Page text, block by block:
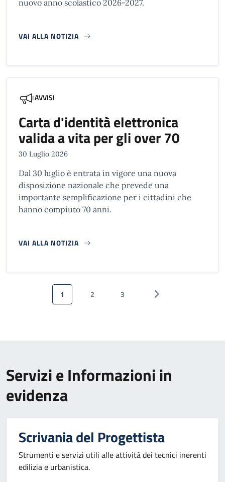
nuovo anno scolastico 2026-2027.
VAI ALLA NOTIZIA
AVVISI
Carta d'identità elettronica
valida a vita per gli over 70
30 Luglio 2026
Dal 30 luglio è entrata in vigore una nuova
disposizione nazionale che prevede una
importante semplificazione per i cittadini che
hanno compiuto 70 anni.
VAI ALLA NOTIZIA
Paginazione
Pagina attuale
1 Pagina
2 Pagina
3 Pagina successiva
Servizi e Informazioni in
evidenza
Scrivania del Progettista
Strumenti e servizi utili alle attività dei tecnici inerenti
edilizia e urbanistica.